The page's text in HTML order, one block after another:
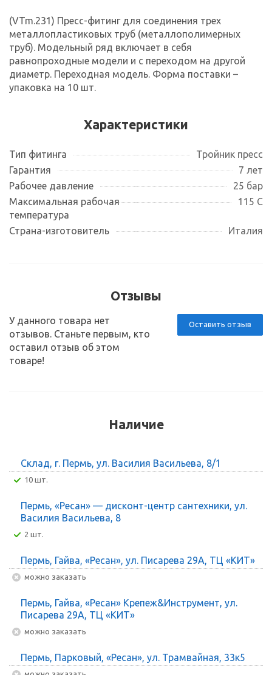
(VTm.231) Пресс-фитинг для соединения трех
металлопластиковых труб (металлополимерных
труб). Модельный ряд включает в себя
равнопроходные модели и с переходом на другой
диаметр. Переходная модель. Форма поставки –
упаковка на 10 шт.
Характеристики
Тип фитинга
Тройник пресс
Гарантия
7 лет
Рабочее давление
25 бар
Максимальная рабочая
температура
115 С
Страна-изготовитель Италия
Отзывы
Оставить отзыв
У данного товара нет
отзывов. Станьте первым, кто
оставил отзыв об этом
товаре!
Наличие
Склад, г. Пермь, ул. Василия Васильева, 8/1
10 шт.
Пермь, «Ресан» — дисконт-центр сантехники, ул.
Василия Васильева, 8
2 шт.
Пермь, Гайва, «Ресан», ул. Писарева 29А, ТЦ «КИТ»
Можно заказать
Пермь, Гайва, «Ресан» Крепеж&Инструмент, ул.
Писарева 29А, ТЦ «КИТ»
Можно заказать
Пермь, Парковый, «Ресан», ул. Трамвайная, 33к5